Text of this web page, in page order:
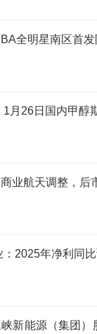
全明星南区首发
月26日国内甲醇
业航天调整，后
2025年净利同
新能源（集团）